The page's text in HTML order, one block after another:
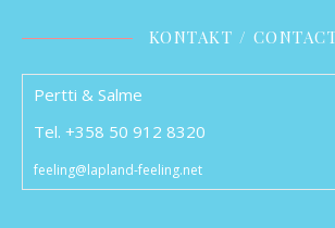
KONTAKT /
Pertti & Salme
Tel. +358 50 912 8320
feeling@lapland-feeling.net